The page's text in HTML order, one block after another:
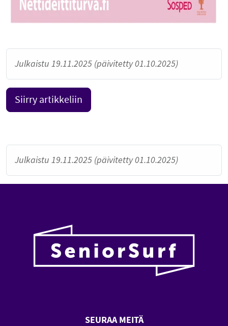
Julkaistu 19.11.2025 (päivitetty 01.10.2025)
Siirry artikkeliin
Julkaistu 19.11.2025 (päivitetty 01.10.2025)
SEURAA MEITÄ